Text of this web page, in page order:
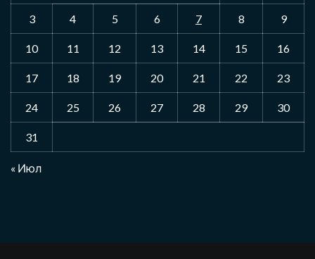
3 4 5 6 7 8 9
10 11 12 13 14 15 16
17 18 19 20 21 22 23
24 25 26 27 28 29 30
31
« Июл